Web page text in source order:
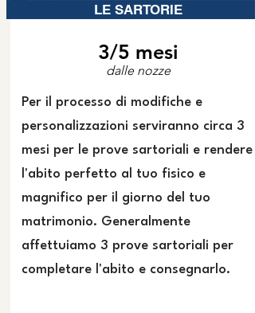
LE SARTORIE
3/5 mesi
dalle nozze
Per il processo di modifiche e
personalizzazioni serviranno circa 3
mesi per le prove sartoriali e rendere
l'abito perfetto al tuo fisico e
magnifico per il giorno del tuo
matrimonio. Generalmente
affettuiamo 3 prove sartoriali per
completare l'abito e consegnarlo.